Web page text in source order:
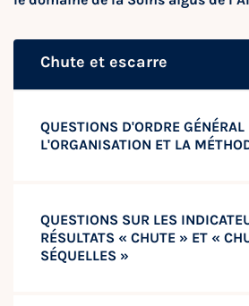
Chute et escarre
QUESTIONS D'ORDRE GÉNÉRAL
L'ORGANISATION ET LA
QUESTIONS SUR LES
RÉSULTATS « CHUTE » ET «
SÉQUELLES »